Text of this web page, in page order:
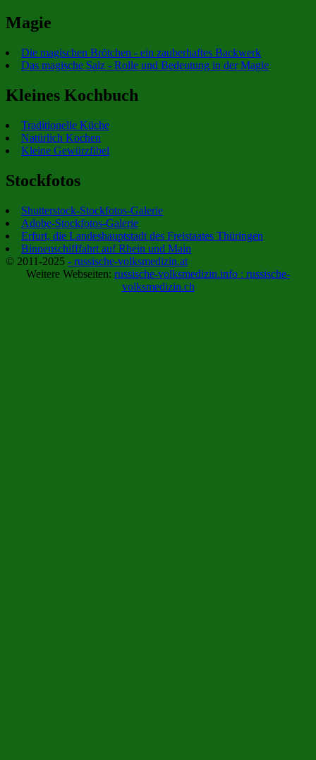
Magie
Die magischen Brötchen - ein zauberhaftes Backwerk
Das magische Salz - Rolle und Bedeutung in der Magie
Kleines Kochbuch
Traditionelle Küche
Natürlich Kochen
Kleine Gewürzfibel
Stockfotos
Shutterstock-Stockfotos-Galerie
Adobe-Stockfotos-Galerie
Erfurt, die Landeshauptstadt des Freistaates Thüringen
Binnenschifffahrt auf Rhein und Main
© 2011-2025 - russische-volksmedizin.at
Weitere Webseiten: russische-volksmedizin.info : russische-
volksmedizin.ch